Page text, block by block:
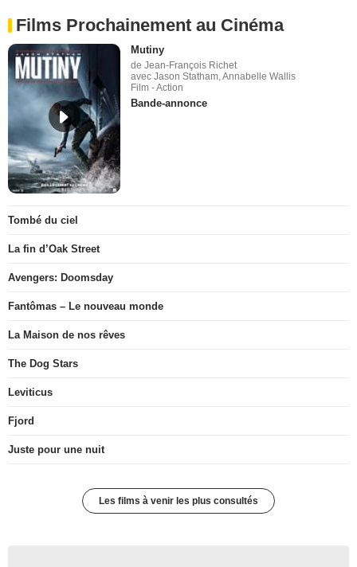
Films Prochainement au Cinéma
Mutiny
de Jean-François Richet
avec Jason Statham, Annabelle Wallis
Film - Action
Bande-annonce
Tombé du ciel
La fin d’Oak Street
Avengers: Doomsday
Fantômas – Le nouveau monde
La Maison de nos rêves
The Dog Stars
Leviticus
Fjord
Juste pour une nuit
Les films à venir les plus consultés